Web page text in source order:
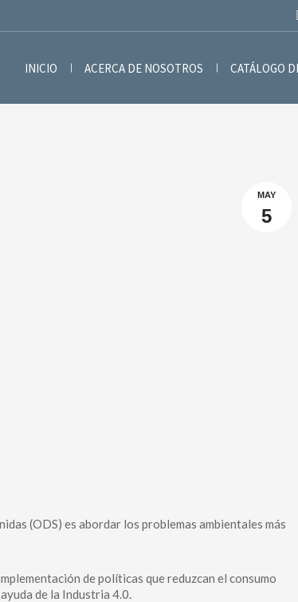
INICIO ACERCA DE NOSOTROS CATÁLOGO
MAY
5
(ODS) es abordar los problemas ambientales más
de políticas que reduzcan el consumo
de la Industria 4.0.